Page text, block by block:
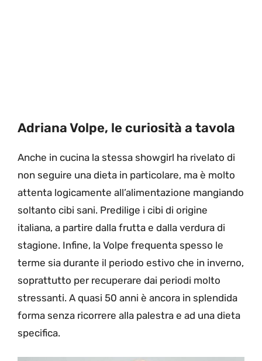
Adriana Volpe, le curiosità a tavola
Anche in cucina la stessa showgirl ha rivelato di
non seguire una dieta in particolare, ma è molto
attenta logicamente all’alimentazione mangiando
soltanto cibi sani. Predilige i cibi di origine
italiana, a partire dalla frutta e dalla verdura di
stagione. Infine, la Volpe frequenta spesso le
terme sia durante il periodo estivo che in inverno,
soprattutto per recuperare dai periodi molto
stressanti. A quasi 50 anni è ancora in splendida
forma senza ricorrere alla palestra e ad una dieta
specifica.